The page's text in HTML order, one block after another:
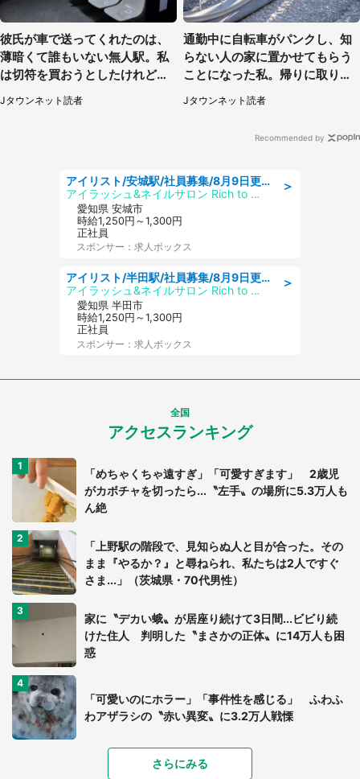
彼氏が車で送ってくれたのは、
薄暗くて誰もいない無人駅。私
は切符を買おうとしたけれど
（山形県・20代女性）
Jタウンネット読者
通勤中に自転車がパンクし、知
らない人の家に置かせてもらう
ことになった私。帰りに取りに
行くと、なんと...（東京都・40
代女性）
Jタウンネット読者
Recommended by
＞
アイリスト/安城駅/社員募集/8月9日更新
アイラッシュ&ネイルサロン Rich to 安城店
愛知県 安城市
時給1,250円～1,300円
正社員
スポンサー：求人ボックス
＞
アイリスト/半田駅/社員募集/8月9日更新
アイラッシュ&ネイルサロン Rich to 半田店
愛知県 半田市
時給1,250円～1,300円
正社員
スポンサー：求人ボックス
全国
アクセスランキング
「めちゃくちゃ遠すぎ」「可愛すぎます」 2歳児
がカボチャを切ったら...〝左手〟の場所に5.3万人も
ん絶
「上野駅の階段で、見知らぬ人と目が合った。その
まま『やるか？』と尋ねられ、私たちは2人ですぐ
さま...」（茨城県・70代男性）
家に〝デカい蛾〟が居座り続けて3日間...ビビり続
けた住人 判明した〝まさかの正体〟に14万人も困
惑
「可愛いのにホラー」「事件性を感じる」 ふわふ
わアザラシの〝赤い異変〟に3.2万人戦慄
「落ち着いて食べられないでしょう」高級旅館での
さらにみる